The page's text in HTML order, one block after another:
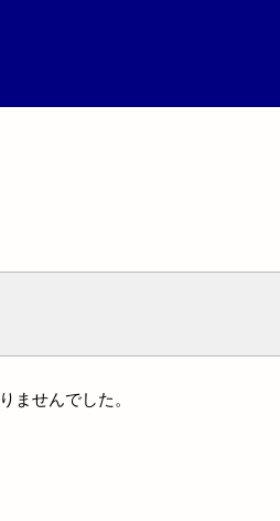
ませんでした。